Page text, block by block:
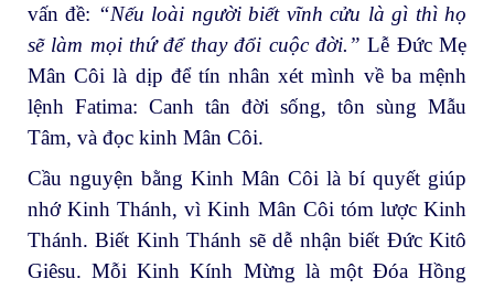
vấn đề: “Nếu loài người biết vĩnh cửu là gì thì họ
sẽ làm mọi thứ để thay đổi cuộc đời.” Lễ Đức Mẹ
Mân Côi là dịp để tín nhân xét mình về ba mệnh
lệnh Fatima: Canh tân đời sống, tôn sùng Mẫu
Tâm, và đọc kinh Mân Côi.
Cầu nguyện bằng Kinh Mân Côi là bí quyết giúp
nhớ Kinh Thánh, vì Kinh Mân Côi tóm lược Kinh
Thánh. Biết Kinh Thánh sẽ dễ nhận biết Đức Kitô
Giêsu. Mỗi Kinh Kính Mừng là một Đóa Hồng